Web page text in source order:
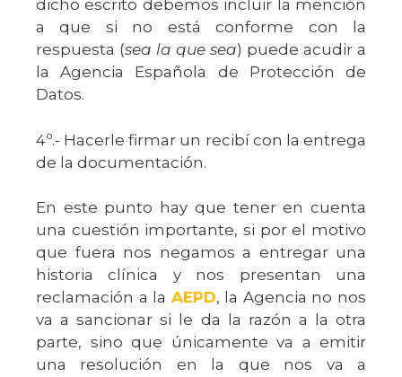
dicho escrito debemos incluir la mención
a que si no está conforme con la
respuesta (sea la que sea) puede acudir a
la Agencia Española de Protección de
Datos.
4º.- Hacerle firmar un recibí con la entrega
de la documentación.
En este punto hay que tener en cuenta
una cuestión importante, si por el motivo
que fuera nos negamos a entregar una
historia clínica y nos presentan una
reclamación a la AEPD, la Agencia no nos
va a sancionar si le da la razón a la otra
parte, sino que únicamente va a emitir
una resolución en la que nos va a